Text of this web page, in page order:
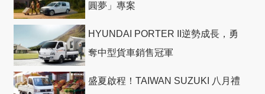
圓夢」專案
HYUNDAI PORTER II逆勢成長，勇
奪中型貨車銷售冠軍
盛夏啟程！TAIWAN SUZUKI 八月禮